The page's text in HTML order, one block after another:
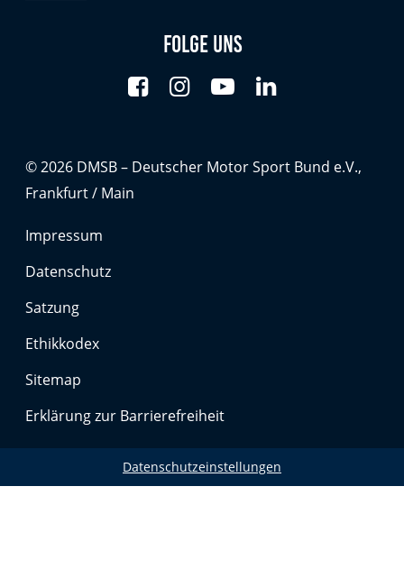
Folge uns
© 2026 DMSB – Deutscher Motor Sport Bund e.V.,
Frankfurt / Main
Impressum
Datenschutz
Satzung
Ethikkodex
Sitemap
Erklärung zur Barrierefreiheit
Datenschutzeinstellungen